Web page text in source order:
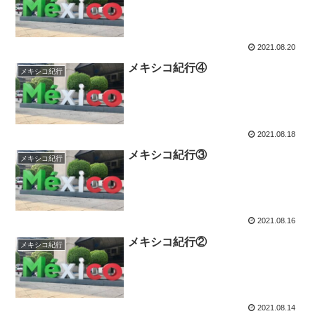
2021.08.20
メキシコ紀行 メキシコ紀行④
2021.08.18
メキシコ紀行 メキシコ紀行③
2021.08.16
メキシコ紀行 メキシコ紀行②
2021.08.14